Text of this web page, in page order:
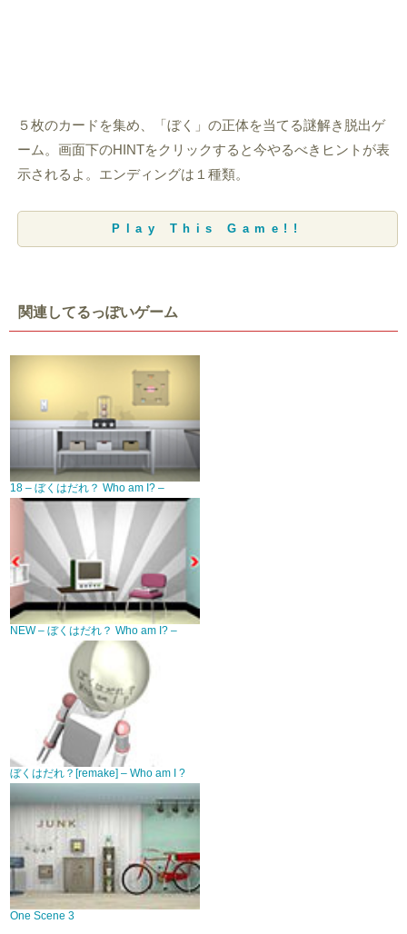
５枚のカードを集め、「ぼく」の正体を当てる謎解き脱出ゲ
ーム。画面下のHINTをクリックすると今やるべきヒントが表
示されるよ。エンディングは１種類。
Play This Game!!
関連してるっぽいゲーム
18 – ぼくはだれ？ Who am I? –
NEW – ぼくはだれ？ Who am I? –
ぼくはだれ？[remake] – Who am I ?
One Scene 3